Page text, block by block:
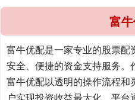
富
富牛优配是一家专业的股票
安全、便捷的资金支持服务。
富牛优配以透明的操作流程